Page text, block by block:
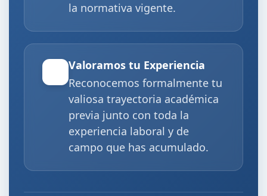
la normativa vigente.
Valoramos tu Experiencia
Reconocemos formalmente tu
valiosa trayectoria académica
previa junto con toda la
experiencia laboral y de
campo que has acumulado.